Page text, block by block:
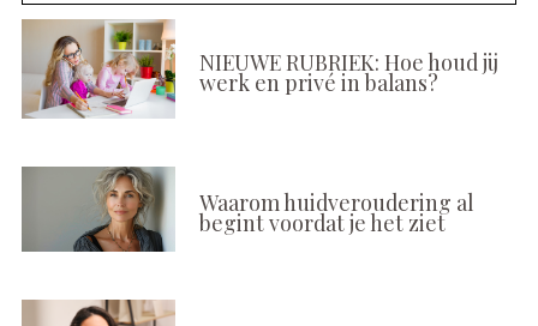
NIEUWE RUBRIEK: Hoe houd jij
werk en privé in balans?
Waarom huidveroudering al
begint voordat je het ziet